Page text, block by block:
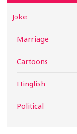
Joke
Marriage
Cartoons
Hinglish
Political